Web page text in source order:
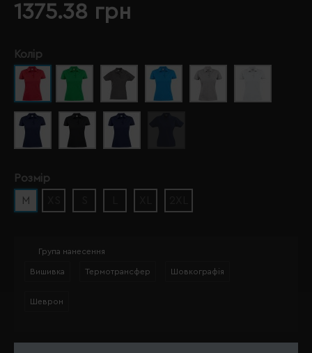
1375.38 грн
Колір
Розмір
M
Група нанесення
Вишивка Термотрансфер Шовкографія
Шеврон